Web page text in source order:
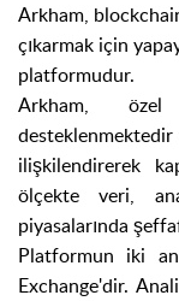
Arkham,
çıkarmak için
platformudur.
Arkham, özel
ilişkilendirerek
ölçekte veri,
piyasalarında
Platformun iki
Exchange'dir.